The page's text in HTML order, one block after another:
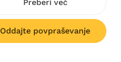
Preberi več
Oddajte povpraševanje